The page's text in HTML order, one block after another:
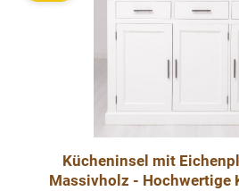
Kücheninsel mit
Massivholz - Hochwertige